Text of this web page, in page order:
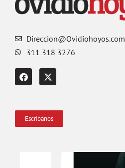
Direccion@Ovidiohoyos.com
311 318 3276
Escríbanos